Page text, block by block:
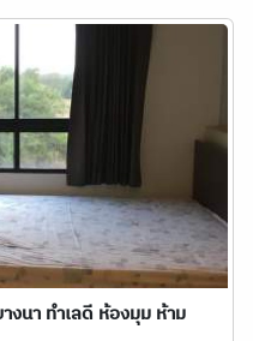
งนา ทำเลดี ห้องมุม ห้าม